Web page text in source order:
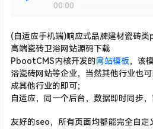
00:00
(自适应手机端)响应式品牌建材瓷砖
高端瓷砖卫浴网站源码下载
PbootCMS内核开发的网站模板，该
浴瓷砖网站等企业，当然其他行业也
成其他行业的即可；
自适应，同一个后台，数据即时同步
友好的seo，所有页面均都能完全自